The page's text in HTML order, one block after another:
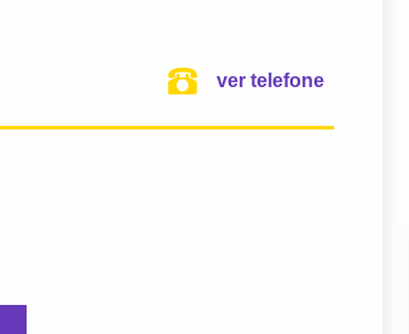
ver telefone